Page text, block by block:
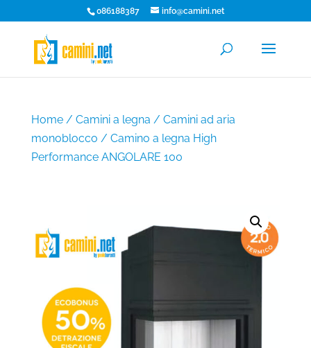
086188387 info@camini.net
Home/ Camini a legna / Camini ad aria
monoblocco / Camino a legna High
Performance ANGOLARE 100